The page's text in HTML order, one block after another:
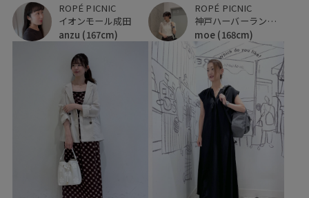
ROPÉ PICNIC
イオンモール成田
anzu (167cm)
ROPÉ PICNIC
神戸ハーバーランドumie
moe (168cm)